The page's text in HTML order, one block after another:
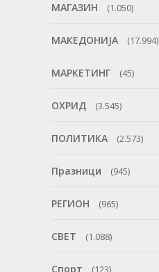
МАГАЗИН (1.050)
МАКЕДОНИЈА (17.994)
МАРКЕТИНГ (45)
ОХРИД (3.545)
ПОЛИТИКА (2.573)
Празници (945)
РЕГИОН (965)
СВЕТ (1.088)
Спорт